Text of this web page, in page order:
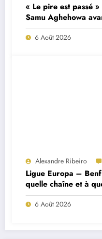
« Le pire est passé
Samu Aghehowa
Porto ?
6 Août 2026
Alexandre Ribeiro
Ligue Europa –
quelle chaîne et à
match ?
6 Août 2026